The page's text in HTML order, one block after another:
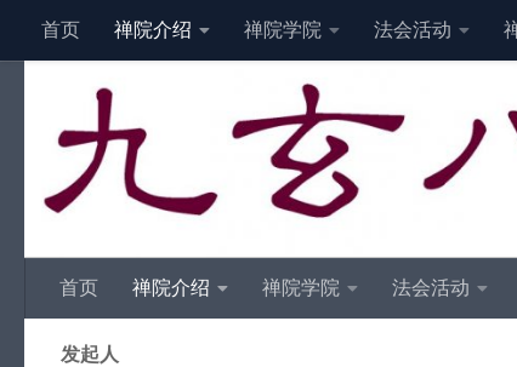
Skip to content
首页 禅院介绍 禅院学院 法会活动
首页 禅院介绍 禅院学院 法会活动
发起人